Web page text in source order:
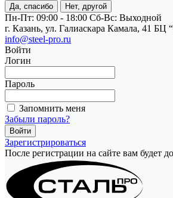
Да, спасибо Нет, другой
Пн-Пт: 09:00 - 18:00 Cб-Вс: Выходной
г. Казань, ул. Галиаскара Камала, 41 БЦ
info@steel-pro.ru
Войти
Логин
Пароль
Запомнить меня
Забыли пароль?
Зарегистрироваться
После регистрации на сайте вам будет